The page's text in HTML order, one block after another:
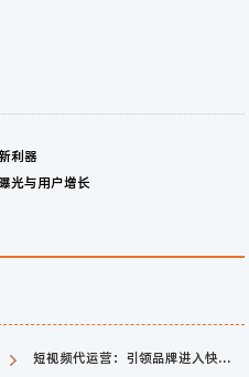
利器
光与用户增长
短视频代运营：引领品牌进入快速传播时代